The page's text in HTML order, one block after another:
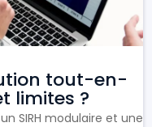
tout-en-
limites ?
SIRH modulaire et une